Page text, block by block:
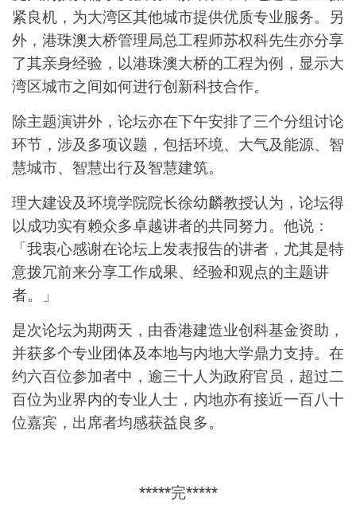
紧良机，为大湾区其他城市提供优质专业服务。另
外，港珠澳大桥管理局总工程师苏权科先生亦分享
了其亲身经验，以港珠澳大桥的工程为例，显示大
湾区城市之间如何进行创新科技合作。
除主题演讲外，论坛亦在下午安排了三个分组讨论
环节，涉及多项议题，包括环境、大气及能源、智
慧城市、智慧出行及智慧建筑。
理大建设及环境学院院长徐幼麟教授认为，论坛得
以成功实有赖众多卓越讲者的共同努力。他说：
「我衷心感谢在论坛上发表报告的讲者，尤其是特
意拨冗前来分享工作成果、经验和观点的主题讲
者。」
是次论坛为期两天，由香港建造业创科基金资助，
并获多个专业团体及本地与内地大学鼎力支持。在
约六百位参加者中，逾三十人为政府官员，超过二
百位为业界内的专业人士，内地亦有接近一百八十
位嘉宾，出席者均感获益良多。
*****完*****